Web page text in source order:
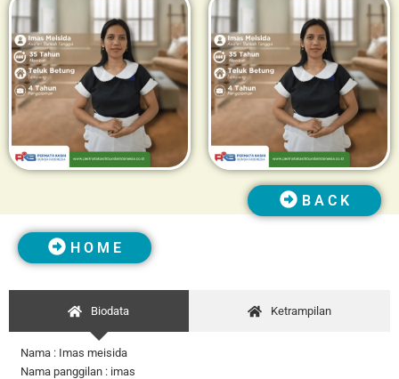
H O M E
B A C K
Biodata Ketrampilan
Nama : Imas meisida
Nama panggilan : imas